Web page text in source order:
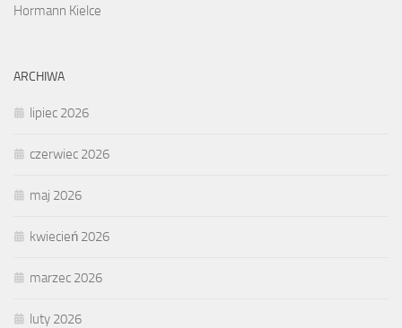
Hormann Kielce
ARCHIWA
lipiec 2026
czerwiec 2026
maj 2026
kwiecień 2026
marzec 2026
luty 2026